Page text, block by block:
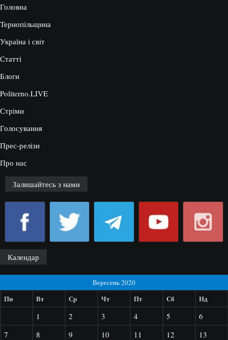
Головна
Тернопільщина
Україна і світ
Статті
Блоги
Politerno.LIVE
Стріми
Голосування
Прес-релізи
Про нас
Залишайтесь з нами
Календар
Вересень 2020
Пн Вт Ср Чт Пт Сб Нд
1 2 3 4 5
6
7
8 9 10 11 12 13